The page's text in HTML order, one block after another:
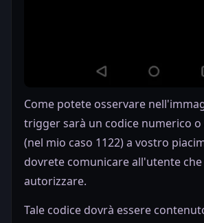
Come potete osservare
trigger sarà un codice numerico
(nel mio caso 1122) a vostro
dovrete comunicare all'utente
autorizzare.
Tale codice dovrà essere